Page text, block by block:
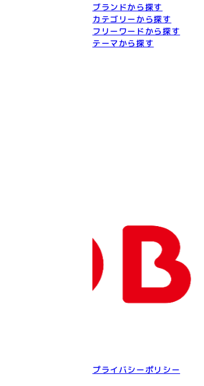
ブランドから探す
カテゴリーから探す
フリーワードから探す
テーマから探す
プライバシーポリシー